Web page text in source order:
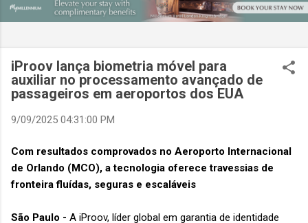
desse importante estudo de referência à indústria. (© SITA)
custa ao setor US$ 6,3 bilhões anualmente. Cada mala
extraviada acarreta um custo médio de US$ 260. Com um
lucro líquido médio de apenas US$ 8 por passageiro, uma mala
cinco anulam o lucro de um voo inteiro. O núme...
iProov lança biometria móvel para
auxiliar no processamento avançado de
passageiros em aeroportos dos EUA
9/09/2025 04:31:00 PM
Com resultados comprovados no Aeroporto Internacional
de Orlando (MCO), a tecnologia oferece travessias de
fronteira fluídas, seguras e escaláveis
São Paulo - A iProov, líder global em garantia de identidade